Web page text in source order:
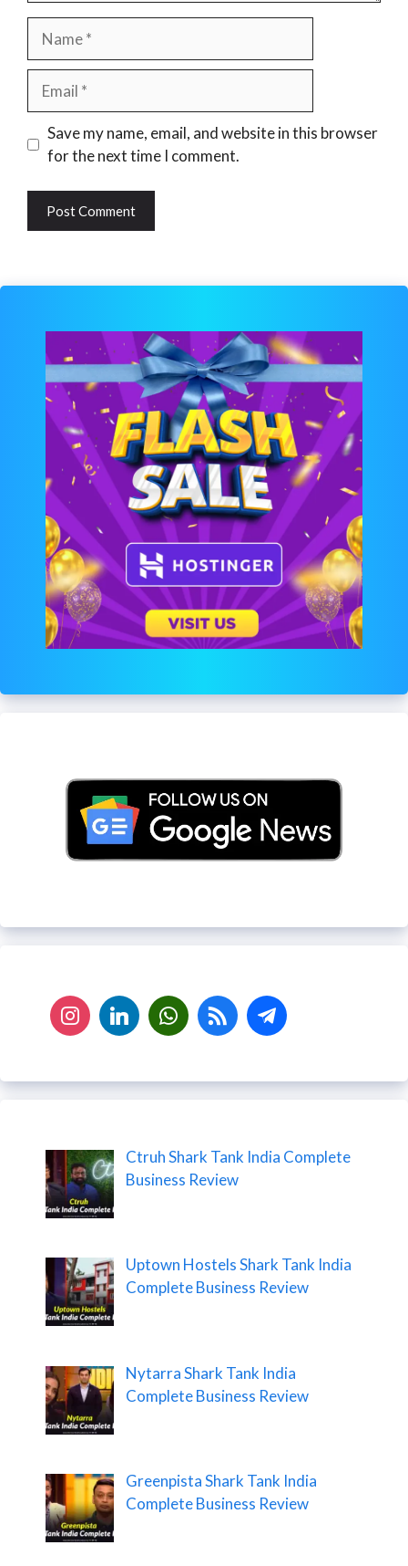
Name
Email
Website
Save my name, email, and website in this browser
for the next time I comment.
Ctruh Shark Tank India Complete
Business Review
Uptown Hostels Shark Tank India
Complete Business Review
Nytarra Shark Tank India
Complete Business Review
Greenpista Shark Tank India
Complete Business Review